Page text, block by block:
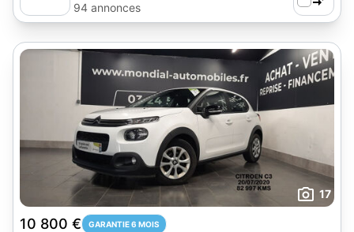
94 annonces
17
10 800 € GARANTIE 6 MOIS